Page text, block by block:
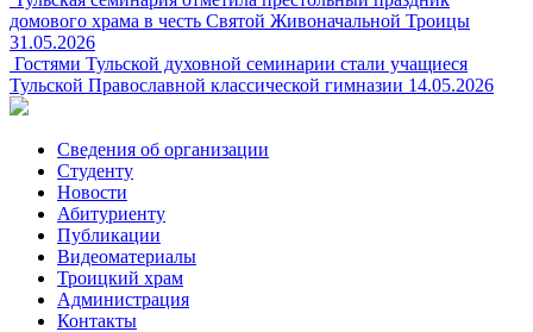
домового храма в честь Святой Живоначальной Троицы
31.05.2026
Гостями Тульской духовной семинарии стали учащиеся
Тульской Православной классической гимназии 14.05.2026
Сведения об организации
Студенту
Новости
Абитуриенту
Публикации
Видеоматериалы
Троицкий храм
Администрация
Контакты